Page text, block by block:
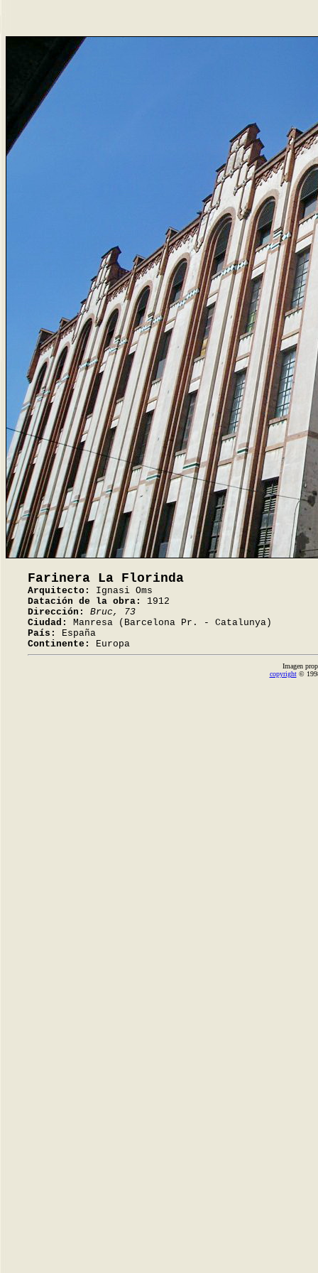
Farinera La Florinda
Arquitecto:
Ignasi Oms
Datación de la obra:
1912
Dirección:
Bruc, 73
Ciudad:
Manresa (Barcelona Pr. - Catalunya)
País:
España
Continente:
Europa
Imagen
copyright©